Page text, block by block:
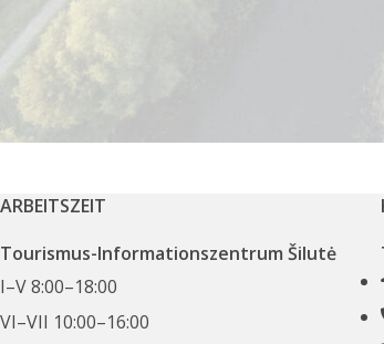
ARBEITSZEIT
Tourismus-Informationszentrum Šilutė
I–V 8:00–18:00
VI–VII 10:00–16:00